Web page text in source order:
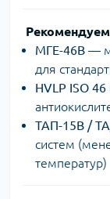
МГЕ-46В —
для
HVLP ISO
ТАП-15В /
систем
температур)